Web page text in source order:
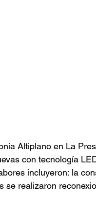
Altiplano en La
con tecnología
incluyeron: la
se realizaron